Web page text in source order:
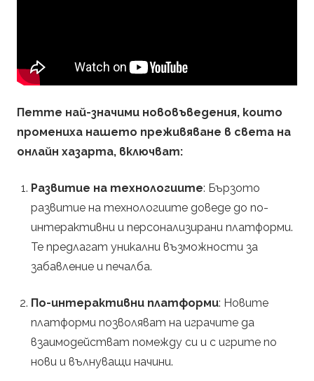
л
а
й
н
х
а
з
а
р
т
Петте най-значими нововъведения, които
промениха нашето преживяване в света на
онлайн хазарта, включват:
Развитие на технологиите: Бързото
развитие на технологиите доведе до по-
интерактивни и персонализирани платформи.
Те предлагат уникални възможности за
забавление и печалба.
По-интерактивни платформи: Новите
платформи позволяват на играчите да
взаимодействат помежду си и с игрите по
нови и вълнуващи начини.